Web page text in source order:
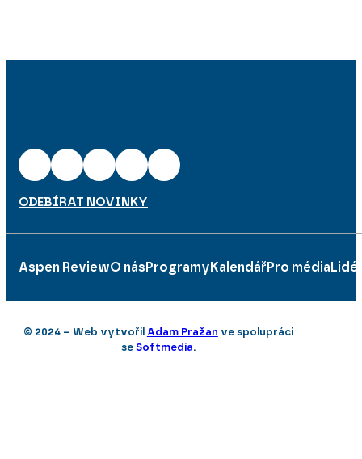
ODEBÍRAT NOVINKY
Aspen ReviewO nás Programy Kalendář Pro média Lidé
© 2024 – Web vytvořil Adam Pražan ve spolupráci
se Softmedia.